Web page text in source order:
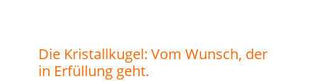
Die Kristallkugel: Vom Wunsch, der
in Erfüllung geht.